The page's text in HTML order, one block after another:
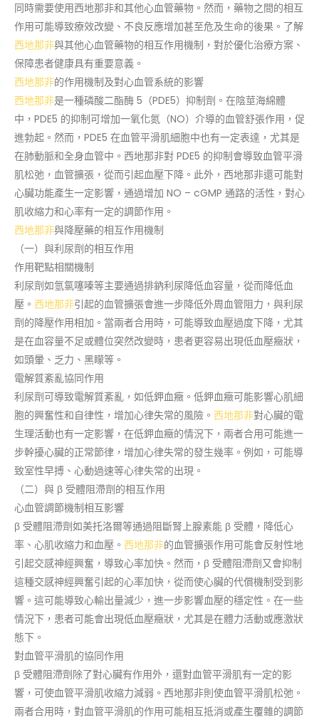
同時需要使用西地那非和其他心血管藥物。然而，藥物之間的相互
作用可能導致療效改變、不良反應增加甚至危及生命的後果。了解
西地那非與其他心血管藥物的相互作用機制，對於優化治療方案、
保障患者健康具有重要意義。
西地那非的作用機制及對心血管系統的影響
西地那非是一種磷酸二酯酶 5（PDE5）抑制劑。在陰莖海綿體
中，PDE5 的抑制可增加一氧化氮（NO）介導的血管舒張作用，促
進勃起。然而，PDE5 在血管平滑肌細胞中也有一定表達，尤其是
在肺動脈和全身血管中。西地那非對 PDE5 的抑制會導致血管平滑
肌松弛，血管擴張，從而引起血壓下降。此外，西地那非還可能對
心臟功能產生一定影響，通過增加 NO – cGMP 通路的活性，對心
肌收縮力和心率有一定的調節作用。
西地那非與降壓藥的相互作用機制
（一）與利尿劑的相互作用
作用靶點相關機制
利尿劑如氫氯噻嗪等主要通過排鈉利尿降低血容量，從而降低血
壓。 西地那非引起的血管擴張會進一步降低外周血管阻力，與利尿
劑的降壓作用相加。當兩者合用時，可能導致血壓過度下降，尤其
是在血容量不足或體位突然改變時，患者更容易出現低血壓癥狀，
如頭暈、乏力、黑矇等。
電解質紊亂協同作用
利尿劑可導致電解質紊亂，如低鉀血癥。低鉀血癥可能影響心肌細
胞的興奮性和自律性，增加心律失常的風險。 西地那非對心臟的電
生理活動也有一定影響，在低鉀血癥的情況下，兩者合用可能進一
步幹擾心臟的正常節律，增加心律失常的發生幾率。例如，可能導
致室性早搏、心動過速等心律失常的出現。
（二）與 β 受體阻滯劑的相互作用
心血管調節機制相互影響
β 受體阻滯劑如美托洛爾等通過阻斷腎上腺素能 β 受體，降低心
率、心肌收縮力和血壓。 西地那非的血管擴張作用可能會反射性地
引起交感神經興奮，導致心率加快。然而，β 受體阻滯劑又會抑制
這種交感神經興奮引起的心率加快，從而使心臟的代償機制受到影
響。這可能導致心輸出量減少，進一步影響血壓的穩定性。在一些
情況下，患者可能會出現低血壓癥狀，尤其是在體力活動或應激狀
態下。
對血管平滑肌的協同作用
β 受體阻滯劑除了對心臟有作用外，還對血管平滑肌有一定的影
響，可使血管平滑肌收縮力減弱。西地那非則使血管平滑肌松弛。
兩者合用時，對血管平滑肌的作用可能相互抵消或產生覆雜的調節